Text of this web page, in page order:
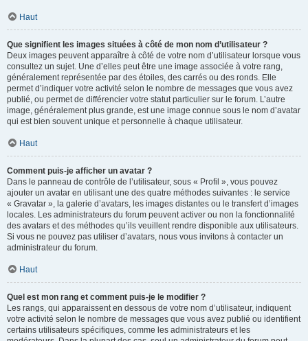
Haut
Que signifient les images situées à côté de mon nom d’utilisateur ?
Deux images peuvent apparaître à côté de votre nom d’utilisateur lorsque vous
consultez un sujet. Une d’elles peut être une image associée à votre rang,
généralement représentée par des étoiles, des carrés ou des ronds. Elle
permet d’indiquer votre activité selon le nombre de messages que vous avez
publié, ou permet de différencier votre statut particulier sur le forum. L’autre
image, généralement plus grande, est une image connue sous le nom d’avatar
qui est bien souvent unique et personnelle à chaque utilisateur.
Haut
Comment puis-je afficher un avatar ?
Dans le panneau de contrôle de l’utilisateur, sous « Profil », vous pouvez
ajouter un avatar en utilisant une des quatre méthodes suivantes : le service
« Gravatar », la galerie d’avatars, les images distantes ou le transfert d’images
locales. Les administrateurs du forum peuvent activer ou non la fonctionnalité
des avatars et des méthodes qu’ils veuillent rendre disponible aux utilisateurs.
Si vous ne pouvez pas utiliser d’avatars, nous vous invitons à contacter un
administrateur du forum.
Haut
Quel est mon rang et comment puis-je le modifier ?
Les rangs, qui apparaissent en dessous de votre nom d’utilisateur, indiquent
votre activité selon le nombre de messages que vous avez publié ou identifient
certains utilisateurs spécifiques, comme les administrateurs et les